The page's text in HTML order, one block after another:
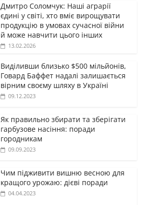
Дмитро Соломчук: Наші аграрії
єдині у світі, хто вміє вирощувати
продукцію в умовах сучасної війни
й може навчити цього інших
13.02.2026
Виділивши близько $500 мільйонів,
Говард Баффет надалі залишається
вірним своєму шляху в Україні
09.12.2023
Як правильно збирати та зберігати
гарбузове насіння: поради
городникам
09.09.2023
Чим підживити вишню весною для
кращого урожаю: дієві поради
04.04.2023